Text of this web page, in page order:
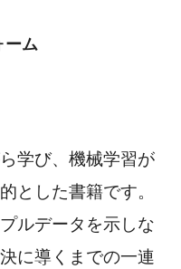
ーム
学び、機械学習が
とした書籍です。
ルデータを示しな
に導くまでの一連